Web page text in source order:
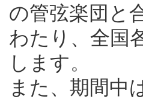
の管弦楽団と
わたり、全国
します。
また、期間中